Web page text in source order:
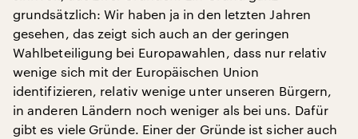
grundsätzlich: Wir haben ja in den letzten Jahren
gesehen, das zeigt sich auch an der geringen
Wahlbeteiligung bei Europawahlen, dass nur relativ
wenige sich mit der Europäischen Union
identifizieren, relativ wenige unter unseren Bürgern,
in anderen Ländern noch weniger als bei uns. Dafür
gibt es viele Gründe. Einer der Gründe ist sicher auch